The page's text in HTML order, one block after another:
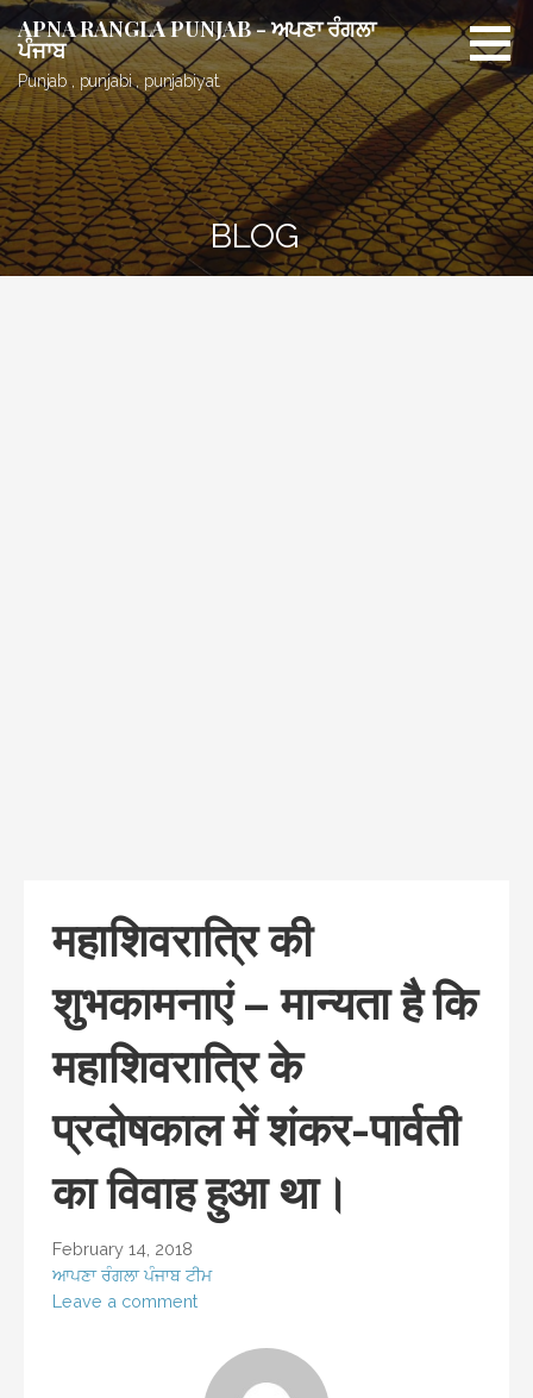
Skip
to
content
APNA RANGLA PUNJAB - ਅਪਣਾ ਰੰਗਲਾ
ਪੰਜਾਬ
Punjab , punjabi , punjabiyat.
BLOG
महाशिवरात्रि की
शुभकामनाएं – मान्यता है कि
महाशिवरात्रि के
प्रदोषकाल में शंकर-पार्वती
का विवाह हुआ था।
February 14, 2018
ਆਪਣਾ ਰੰਗਲਾ ਪੰਜਾਬ ਟੀਮ
Leave a comment